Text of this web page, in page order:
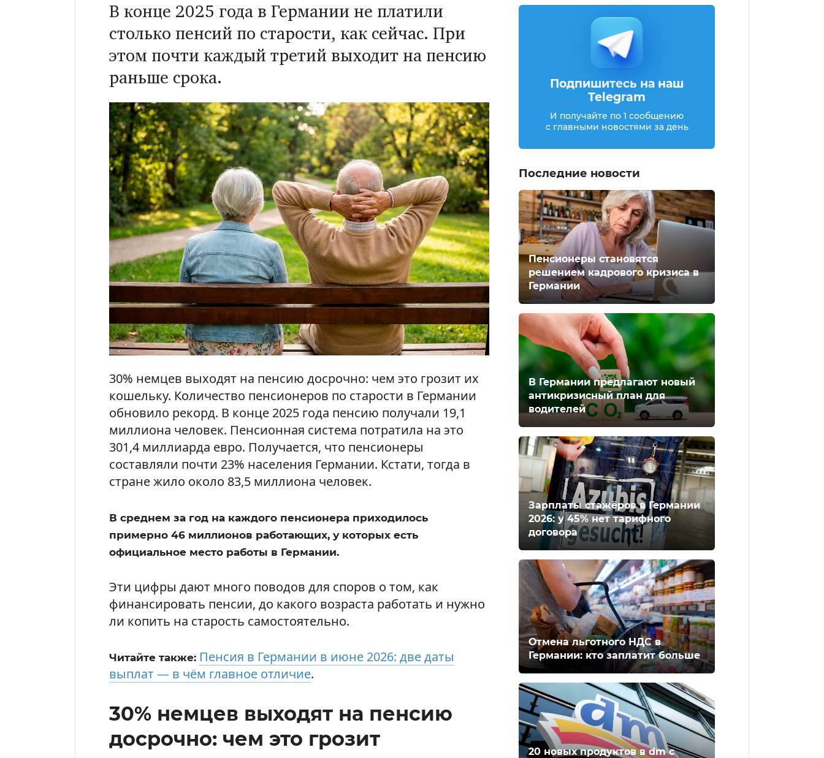
В конце 2025 года в Германии не платили
столько пенсий по старости, как сейчас. При
этом почти каждый третий выходит на пенсию
раньше срока.
30% немцев выходят на пенсию досрочно: чем это грозит их
кошельку. Количество пенсионеров по старости в Германии
обновило рекорд. В конце 2025 года пенсию получали 19,1
миллиона человек. Пенсионная система потратила на это
301,4 миллиарда евро. Получается, что пенсионеры
составляли почти 23% населения Германии. Кстати, тогда в
стране жило около 83,5 миллиона человек.
В среднем за год на каждого пенсионера приходилось
примерно 46 миллионов работающих, у которых есть
официальное место работы в Германии.
Эти цифры дают много поводов для споров о том, как
финансировать пенсии, до какого возраста работать и нужно
ли копить на старость самостоятельно.
Читайте также: Пенсия в Германии в июне 2026: две даты
выплат — в чём главное отличие.
30% немцев выходят на пенсию
досрочно: чем это грозит
Подпишитесь на наш
Telegram
И получайте по 1 сообщению
с главными новостями за день
Последние новости
Пенсионеры становятся
решением кадрового кризиса в
Германии
В Германии предлагают новый
антикризисный план для
водителей
Зарплаты стажёров в Германии
2026: у 45% нет тарифного
договора
Отмена льготного НДС в
Германии: кто заплатит больше
20 новых продуктов в dm с